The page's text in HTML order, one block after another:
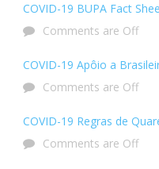
COVID-19 BUPA Fact
Comments are Off
COVID-19 Apôio a
Comments are Off
COVID-19 Regras de
Comments are Off